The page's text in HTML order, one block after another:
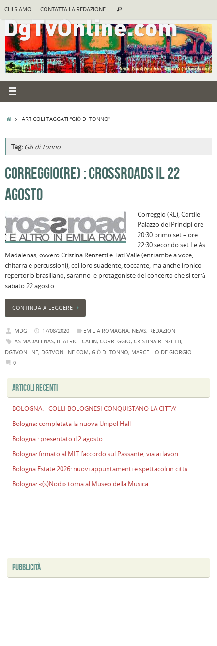
contenuto
CHI SIAMO CONTATTA LA REDAZIONE Cerca
HOMEARTICOLI TAGGATI "GIÒ DI TONNO"
Tag: Giò di Tonno
CORREGGIO(RE) : CROSSROADS IL 22
AGOSTO
Correggio (RE), Cortile
Palazzo dei Principi ore
20:30 primo set – ore
22:30 secondo set Le As
Madalenas, ovvero Cristina Renzetti e Tati Valle (entrambe a voce,
chitarra e percussioni), col loro suadente, toccante, ma anche ironico
repertorio brasiliano, saranno le protagoniste del concerto che si terrà
sabato 22 agosto…
CONTINUA A LEGGERE
MDG 17/08/2020 EMILIA ROMAGNA, NEWS, REDAZIONI
AS MADALENAS, BEATRICE CALIN, CORREGGIO, CRISTINA RENZETTI,
DGTVONLINE, DGTVONLINE.COM, GIÒ DI TONNO, MARCELLO DE GIORGIO
0
ARTICOLI RECENTI
BOLOGNA: I COLLI BOLOGNESI CONQUISTANO LA CITTA’
Bologna: completata la nuova Unipol Hall
Bologna : presentato il 2 agosto
Bologna: firmato al MIT l’accordo sul Passante, via ai lavori
Bologna Estate 2026: nuovi appuntamenti e spettacoli in città
Bologna: «(s)Nodi» torna al Museo della Musica
PUBBLICITÀ